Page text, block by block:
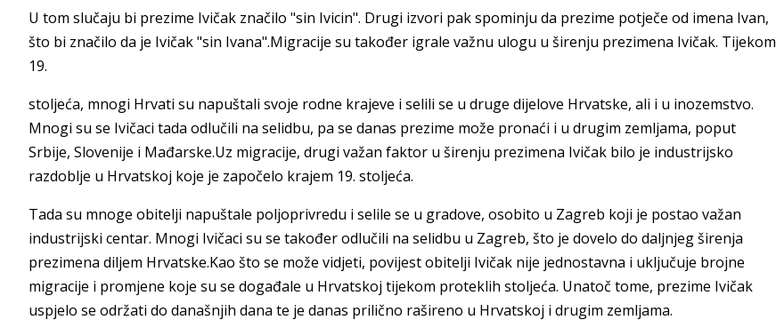
U tom slučaju bi prezime Ivičak značilo "sin Ivicin". Drugi izvori pak spominju da prezime potječe od imena Ivan,
što bi značilo da je Ivičak "sin Ivana".Migracije su također igrale važnu ulogu u širenju prezimena Ivičak. Tijekom
19.
stoljeća, mnogi Hrvati su napuštali svoje rodne krajeve i selili se u druge dijelove Hrvatske, ali i u inozemstvo.
Mnogi su se Ivičaci tada odlučili na selidbu, pa se danas prezime može pronaći i u drugim zemljama, poput
Srbije, Slovenije i Mađarske.Uz migracije, drugi važan faktor u širenju prezimena Ivičak bilo je industrijsko
razdoblje u Hrvatskoj koje je započelo krajem 19. stoljeća.
Tada su mnoge obitelji napuštale poljoprivredu i selile se u gradove, osobito u Zagreb koji je postao važan
industrijski centar. Mnogi Ivičaci su se također odlučili na selidbu u Zagreb, što je dovelo do daljnjeg širenja
prezimena diljem Hrvatske.Kao što se može vidjeti, povijest obitelji Ivičak nije jednostavna i uključuje brojne
migracije i promjene koje su se događale u Hrvatskoj tijekom proteklih stoljeća. Unatoč tome, prezime Ivičak
uspjelo se održati do današnjih dana te je danas prilično rašireno u Hrvatskoj i drugim zemljama.